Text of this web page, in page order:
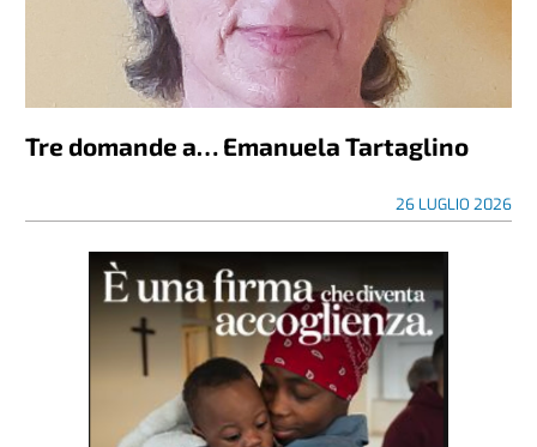
Tre domande a… Emanuela Tartaglino
26 LUGLIO 2026